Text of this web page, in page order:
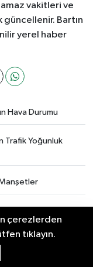
vakitleri ve
güncellenir. Bartın
yerel haber
Hava Durumu
Trafik Yoğunluk
çerezlerden
tıklayın.
Hande